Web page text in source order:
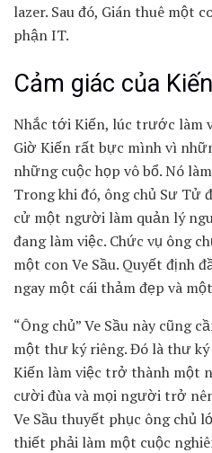
lazer. Sau đó, Gián thuê một
phận IT.
Cảm giác của Kiến
Nhắc tới Kiến, lúc trước làm
Giờ Kiến rất bực mình vì
những cuộc họp vô bổ. Nó
Trong khi đó, ông chủ Sư Tử
cử một người làm quản lý
đang làm việc. Chức vụ ông
một con Ve Sầu. Quyết định
ngay một cái thảm đẹp và
“Ông chủ” Ve Sầu này cũng
một thư ký riêng. Đó là thư
Kiến làm việc trở thành một
cười đùa và mọi người trở
Ve Sầu thuyết phục ông chủ
thiết phải làm một cuộc